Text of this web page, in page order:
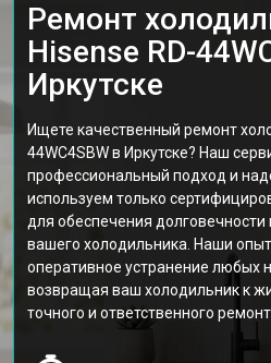
Ремонт
Hisense RD-
Иркутске
Ищете качественный ремонт
44WC4SBW в Иркутске? Наш
профессиональный подход и
используем только
для обеспечения
вашего холодильника. Наши
оперативное устранение любых
возвращая ваш холодильник к
точного и ответственного